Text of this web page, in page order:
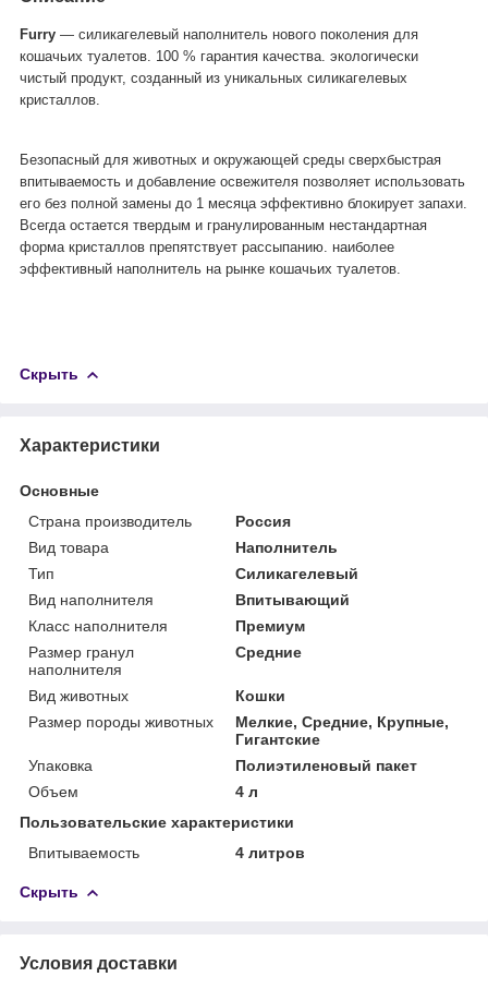
Furry ― силикагелевый наполнитель нового поколения для
кошачьих туалетов. 100 % гарантия качества. экологически
чистый продукт, созданный из уникальных силикагелевых
кристаллов.
Безопасный для животных и окружающей среды сверхбыстрая
впитываемость и добавление освежителя позволяет использовать
его без полной замены до 1 месяца эффективно блокирует запахи.
Всегда остается твердым и гранулированным нестандартная
форма кристаллов препятствует рассыпанию. наиболее
эффективный наполнитель на рынке кошачьих туалетов.
Скрыть
Характеристики
Основные
Страна производитель
Россия
Вид товара
Наполнитель
Тип
Силикагелевый
Вид наполнителя
Впитывающий
Класс наполнителя
Премиум
Размер гранул
наполнителя
Средние
Вид животных
Кошки
Размер породы животных
Мелкие, Средние, Крупные,
Гигантские
Упаковка
Полиэтиленовый пакет
Объем
4 л
Пользовательские характеристики
Впитываемость
4 литров
Скрыть
Условия доставки